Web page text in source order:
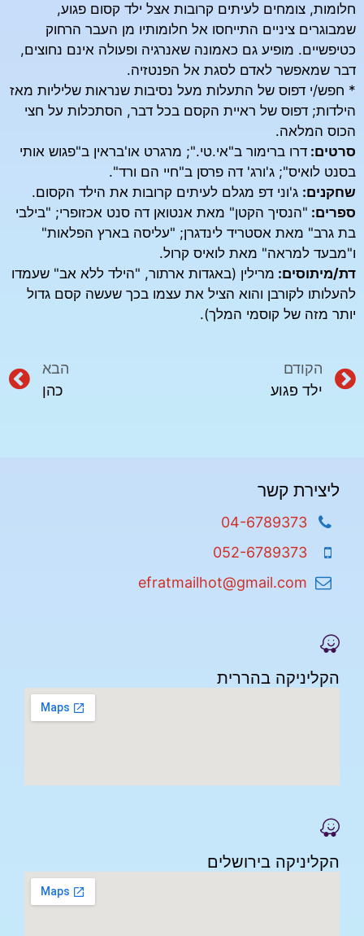
חלומות, צומחים לעיתים קרובות אצל ילד קסום פגוע,
שמבוגרים ציניים התייחסו אל חלומותיו מן העבר הרחוק
כטיפשיים. מופיע גם כאמונה שאנרגיה ופעולה אינם נחוצים,
דבר שמאפשר לאדם לסגת אל הפנטזיה.
* חפש/י דפוס של התעלות מעל נסיבות שנראות שליליות מאז
הילדות; דפוס של ראיית הקסם בכל דבר, הסתכלות על חצי
הכוס המלאה.
סרטים: דרו ברימור ב"אי.טי."; מרגרט או'בראין ב"פגוש אותי
בסנט לואיס"; ג'ורג' דה פרסן ב"חיי הם ורד".
שחקנים: ג'וני דפ מגלם לעיתים קרובות את הילד הקסום.
ספרים: "הנסיך הקטן" מאת אנטואן דה סנט אכזופרי; "בילבי
בת גרב" מאת אסטריד לינדגרן; "עליסה בארץ הפלאות"
ו"מבעד למראה" מאת לואיס קרול.
דת/מיתוסים: מרילין (באגדות ארתור, "הילד ללא אב" שעמדו
להעלותו לקורבן והוא הציל את עצמו בכך שעשה קסם גדול
יותר מזה של קוסמי המלך).
הקודם
ילד פגוע
הבא
כהן
ליצירת קשר
04-6789373
052-6789373
efratmailhot@gmail.com
הקליניקה בהררית
הקליניקה בירושלים